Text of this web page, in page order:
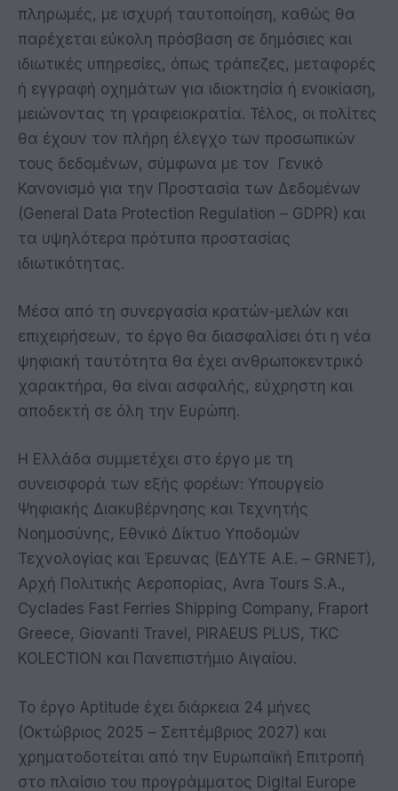
πληρωμές, με ισχυρή ταυτοποίηση, καθώς θα
παρέχεται εύκολη πρόσβαση σε δημόσιες και
ιδιωτικές υπηρεσίες, όπως τράπεζες, μεταφορές
ή εγγραφή οχημάτων για ιδιοκτησία ή ενοικίαση,
μειώνοντας τη γραφειοκρατία. Τέλος, οι πολίτες
θα έχουν τον πλήρη έλεγχο των προσωπικών
τους δεδομένων, σύμφωνα με τον Γενικό
Κανονισμό για την Προστασία των Δεδομένων
(General Data Protection Regulation – GDPR) και
τα υψηλότερα πρότυπα προστασίας
ιδιωτικότητας.
Μέσα από τη συνεργασία κρατών-μελών και
επιχειρήσεων, το έργο θα διασφαλίσει ότι η νέα
ψηφιακή ταυτότητα θα έχει ανθρωποκεντρικό
χαρακτήρα, θα είναι ασφαλής, εύχρηστη και
αποδεκτή σε όλη την Ευρώπη.
Η Ελλάδα συμμετέχει στο έργο με τη
συνεισφορά των εξής φορέων: Υπουργείο
Ψηφιακής Διακυβέρνησης και Τεχνητής
Νοημοσύνης, Εθνικό Δίκτυο Υποδομών
Τεχνολογίας και Έρευνας (ΕΔΥΤΕ Α.Ε. – GRNET),
Αρχή Πολιτικής Αεροπορίας, Avra Tours S.A.,
Cyclades Fast Ferries Shipping Company, Fraport
Greece, Giovanti Travel, PIRAEUS PLUS, TKC
KOLECTION και Πανεπιστήμιο Αιγαίου.
Το έργο Aptitude έχει διάρκεια 24 μήνες
(Οκτώβριος 2025 – Σεπτέμβριος 2027) και
χρηματοδοτείται από την Ευρωπαϊκή Επιτροπή
στο πλαίσιο του προγράμματος Digital Europe